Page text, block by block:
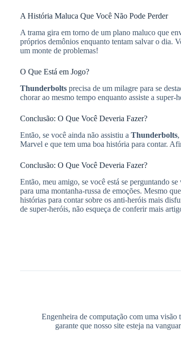
A História Maluca Que Você Não Pode Perder
A trama gira em torno de um plano maluco que
próprios demônios enquanto tentam salvar o dia.
um monte de problemas!
O Que Está em Jogo?
Thunderbolts precisa de um milagre para se
chorar ao mesmo tempo enquanto assiste a
Conclusão: O Que Você Deveria Fazer?
Então, se você ainda não assistiu a Thunderbolts
Marvel e que tem uma boa história para contar.
Conclusão: O Que Você Deveria Fazer?
Então, meu amigo, se você está se perguntando
para uma montanha-russa de emoções. Mesmo
histórias para contar sobre os anti-heróis mais
de super-heróis, não esqueça de conferir mais
Engenheira de computação com uma
garante que nosso site esteja na